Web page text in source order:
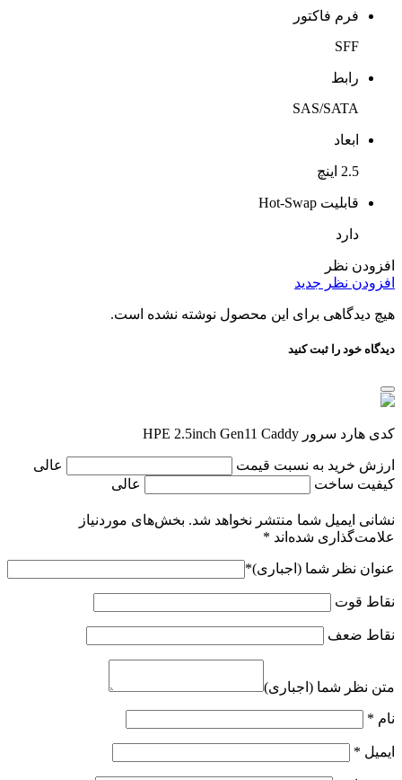
فرم فاکتور
SFF
رابط
SAS/SATA
ابعاد
2.5 اینچ
قابلیت Hot-Swap
دارد
افزودن نظر
افزودن نظر جدید
هیچ دیدگاهی برای این محصول نوشته نشده است.
دیدگاه خود را ثبت کنید
کدی هارد سرور HPE 2.5inch Gen11 Caddy
ارزش خرید به نسبت قیمت
عالی
کیفیت ساخت
عالی
نشانی ایمیل شما منتشر نخواهد شد. بخش‌های موردنیاز
علامت‌گذاری شده‌اند *
عنوان نظر شما (اجباری)*
نقاط قوت
نقاط ضعف
متن نظر شما (اجباری)
نام *
ایمیل *